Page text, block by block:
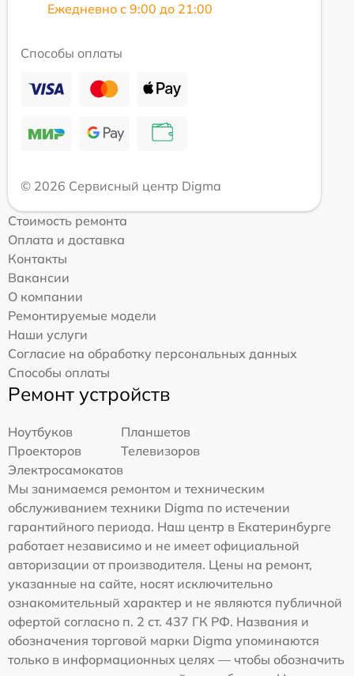
Ежедневно с 9:00 до 21:00
Способы оплаты
© 2026 Сервисный центр Digma
Стоимость ремонта
Оплата и доставка
Контакты
Вакансии
О компании
Ремонтируемые модели
Наши услуги
Согласие на обработку персональных данных
Способы оплаты
Ремонт устройств
Ноутбуков
Планшетов
Проекторов
Телевизоров
Электросамокатов
Мы занимаемся ремонтом и техническим
обслуживанием техники Digma по истечении
гарантийного периода. Наш центр в Екатеринбурге
работает независимо и не имеет официальной
авторизации от производителя. Цены на ремонт,
указанные на сайте, носят исключительно
ознакомительный характер и не являются публичной
офертой согласно п. 2 ст. 437 ГК РФ. Названия и
обозначения торговой марки Digma упоминаются
только в информационных целях — чтобы обозначить